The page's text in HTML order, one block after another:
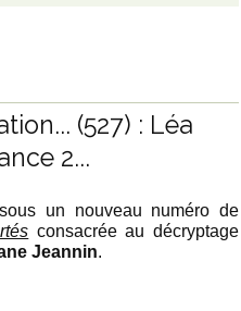
(527) : Léa
2...
un nouveau numéro de
consacrée au décryptage
Jeannin.